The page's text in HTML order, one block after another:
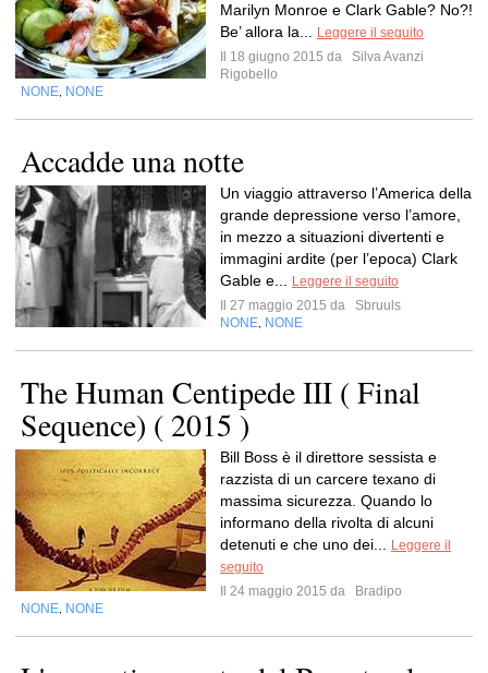
Marilyn Monroe e Clark Gable? No?!
Be’ allora la...
Leggere il seguito
Il 18 giugno 2015 da
Silva Avanzi
Rigobello
NONE NONE
Accadde una notte
Un viaggio attraverso l’America della
grande depressione verso l’amore,
in mezzo a situazioni divertenti e
immagini ardite (per l’epoca) Clark
Gable e...
Leggere il seguito
Il 27 maggio 2015 da
Sbruuls
NONE NONE
The Human Centipede III ( Final
Sequence) ( 2015 )
Bill Boss è il direttore sessista e
razzista di un carcere texano di
massima sicurezza. Quando lo
informano della rivolta di alcuni
detenuti e che uno dei...
Leggere il
seguito
Il 24 maggio 2015 da
Bradipo
NONE NONE